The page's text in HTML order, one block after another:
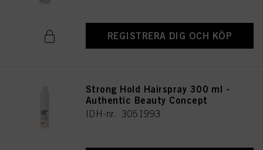
REGISTRERA DIG OCH KÖP
Strong Hold Hairspray 300 ml -
Authentic Beauty Concept
IDH-nr. 3051993